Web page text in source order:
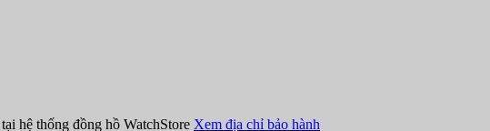
tại hệ thống đồng hồ WatchStore Xem địa chỉ bảo hành